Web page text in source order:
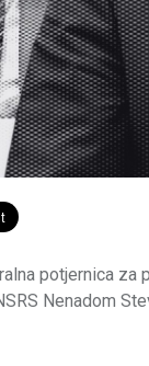
potjernica za
Nenadom